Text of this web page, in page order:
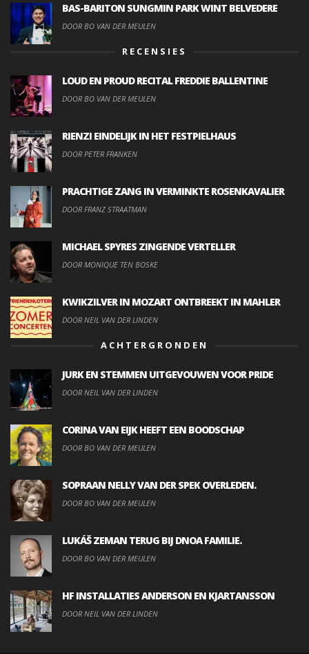
BAS-BARITON SUNGMIN PARK WINT BELVEDERE
DOOR BO VAN DER MEULEN
RECENSIES
LOUD EN PROUD RECITAL FREDDIE BALLENTINE
DOOR BO VAN DER MEULEN
RIENZI EINDELIJK IN HET FESTPIELHAUS
DOOR PETER FRANKEN
PRACHTIGE ZANG IN VERMINKTE ROSENKAVALIER
DOOR FRANZ STRAATMAN
MICHAEL SPYRES ZINGENDE VERTELLER
DOOR MONIQUE TEN BOSKE
KWIKZILVER IN MOZART ONTBREEKT IN MAHLER
DOOR NEIL VAN DER LINDEN
ACHTERGRONDEN
JURK EN STEMMEN UITGEVOUWEN VOOR PRIDE
DOOR NEIL VAN DER LINDEN
CORINA VAN EIJK HEEFT EEN BOODSCHAP
DOOR BO VAN DER MEULEN
SOPRAAN NELLY VAN DER SPEK OVERLEDEN.
DOOR BO VAN DER MEULEN
LUKÁŠ ZEMAN TERUG BIJ DNOA FAMILIE.
DOOR BO VAN DER MEULEN
HF INSTALLATIES ANDERSON EN KJARTANSSON
DOOR NEIL VAN DER LINDEN